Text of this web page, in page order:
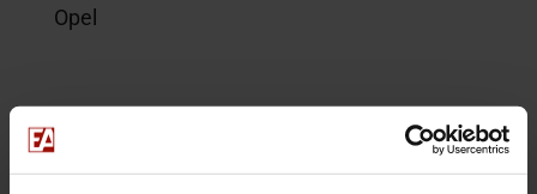
Opel
Kontakt